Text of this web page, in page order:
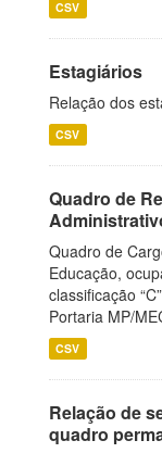
CSV
Estagiários
Relação dos
CSV
Quadro de
Quadro de
Educação,
classificação
Portaria MP/
CSV
Relação de
quadro